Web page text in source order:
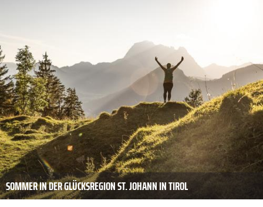
SOMMER IN DER GLÜCKSREGION ST. JOHANN IN TIROL